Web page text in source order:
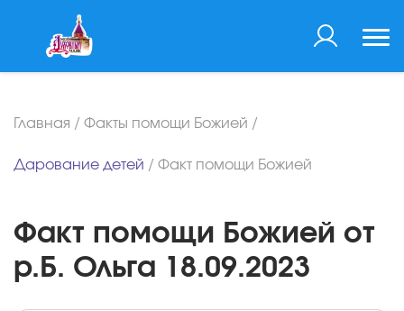
Главная / Факты помощи Божией /
Дарование детей / Факт помощи Божией
Факт помощи Божией от
р.Б. Ольга 18.09.2023